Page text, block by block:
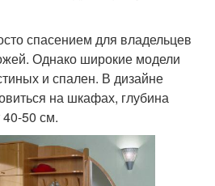
спасением для владельцев
Однако широкие модели
и спален. В дизайне
на шкафах, глубина
50 см.